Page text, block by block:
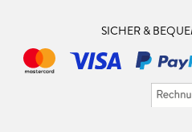
SICHER &